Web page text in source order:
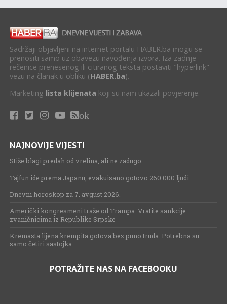
Sadržaji objavljeni na internet portalu HABER.ba mogu se
prenositi samo uz obavezu navođenja izvora. Iza zadnje
rečenice prenesenog ili citiranog teksta postaviti "hyperlink"
vezu na članak u obliku (HABER.ba).
Marketing lista klijenata koji su nam ukazali povjerenje.
ok
NAJNOVIJE VIJESTI
Stiže blagi predah od vrelina, ali ne zadugo
Tajfun ide prema Japanu, evakuisano gotovo 260.000 ljudi
Dnevni horoskop za 7. avgust 2026.
Američki kongresmeni traže od Trampa: Vratite sankcije
zvaničnicima iz Republike Srpske
Kremasta lijena krempita gotova bez puno truda: Potrebna su
samo četiri sastojka
POTRAŽITE NAS NA FACEBOOKU